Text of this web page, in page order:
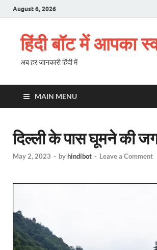
August 6, 2026
हिंदी बॉट में आपका
अब हर जानकारी हिंदी में
MAIN MENU
दिल्ली के पास घूमने की
May 2, 2023 - byhindibot - Leave a Comment